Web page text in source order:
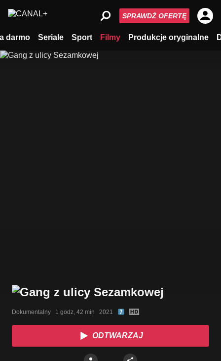
darmo Seriale Sport Filmy Produkcje oryginalne
SPRAWDŹ OFERTĘ
Dokumentalny   1 godz, 42 min   2021
ODTWARZAJ